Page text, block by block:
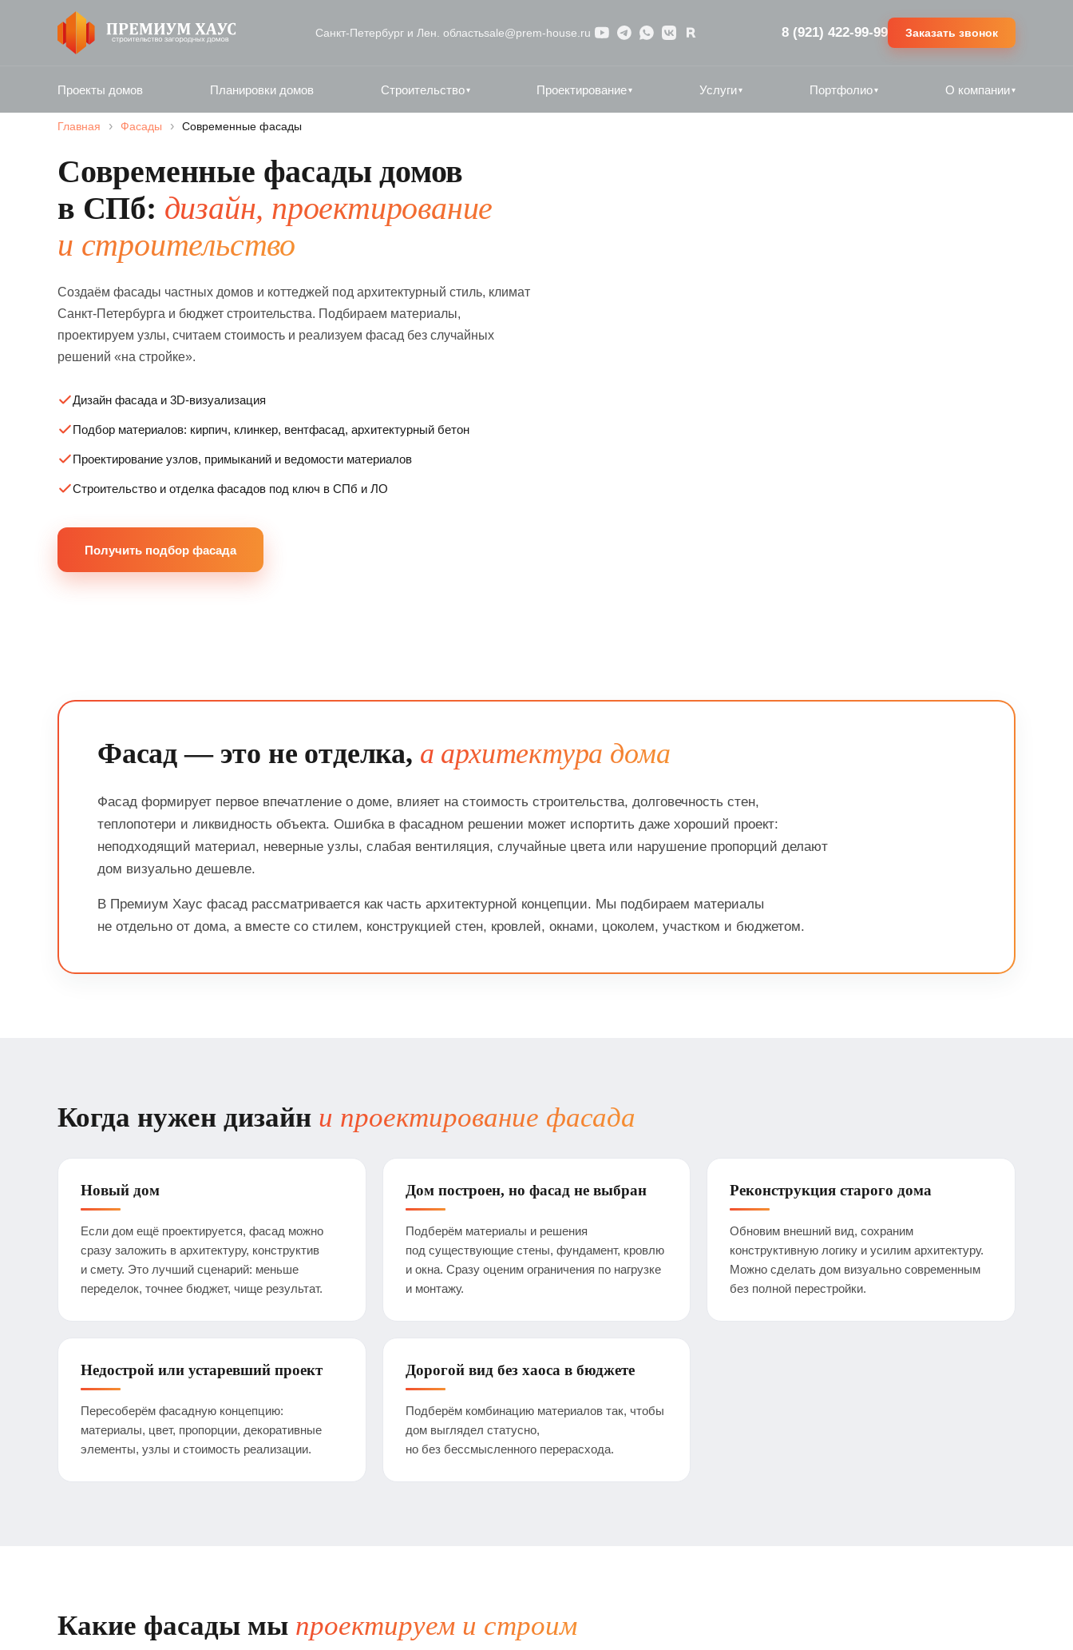
Санкт‑Петербург и Лен. областьsale@prem-house.ru 8 (921) 422-99-99 Заказать звонок
Проекты домов Планировки домов Строительство ▾ Проектирование ▾ Услуги ▾ Портфолио▾ О компании▾
Главная › Фасады › Современные фасады
Современные фасады домов
в СПб: дизайн, проектирование
и строительство
Создаём фасады частных домов и коттеджей под архитектурный стиль, климат
Санкт-Петербурга и бюджет строительства. Подбираем материалы,
проектируем узлы, считаем стоимость и реализуем фасад без случайных
решений «на стройке».
Дизайн фасада и 3D-визуализация
Подбор материалов: кирпич, клинкер, вентфасад, архитектурный бетон
Проектирование узлов, примыканий и ведомости материалов
Строительство и отделка фасадов под ключ в СПб и ЛО
Получить подбор фасада
Фасад — это не отделка, а архитектура дома
Фасад формирует первое впечатление о доме, влияет на стоимость строительства, долговечность стен,
теплопотери и ликвидность объекта. Ошибка в фасадном решении может испортить даже хороший проект:
неподходящий материал, неверные узлы, слабая вентиляция, случайные цвета или нарушение пропорций делают
дом визуально дешевле.
В Премиум Хаус фасад рассматривается как часть архитектурной концепции. Мы подбираем материалы
не отдельно от дома, а вместе со стилем, конструкцией стен, кровлей, окнами, цоколем, участком и бюджетом.
Когда нужен дизайн и проектирование фасада
Новый дом
Если дом ещё проектируется, фасад можно
сразу заложить в архитектуру, конструктив
и смету. Это лучший сценарий: меньше
переделок, точнее бюджет, чище результат.
Дом построен, но фасад не выбран
Подберём материалы и решения
под существующие стены, фундамент, кровлю
и окна. Сразу оценим ограничения по нагрузке
и монтажу.
Реконструкция старого дома
Обновим внешний вид, сохраним
конструктивную логику и усилим архитектуру.
Можно сделать дом визуально современным
без полной перестройки.
Недострой или устаревший проект
Пересоберём фасадную концепцию:
материалы, цвет, пропорции, декоративные
элементы, узлы и стоимость реализации.
Дорогой вид без хаоса в бюджете
Подберём комбинацию материалов так, чтобы
дом выглядел статусно,
но без бессмысленного перерасхода.
Какие фасады мы проектируем и строим